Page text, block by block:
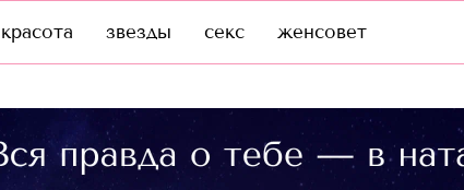
красота звезды секс женсовет